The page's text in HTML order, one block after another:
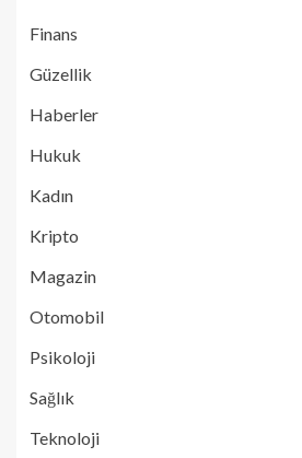
Finans
Güzellik
Haberler
Hukuk
Kadın
Kripto
Magazin
Otomobil
Psikoloji
Sağlık
Teknoloji